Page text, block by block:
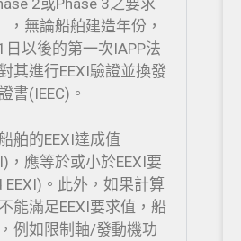
2或Phase 3之要求
，無論船舶建造年份，
以後的第一次IAPP法
其進行EEXI驗證並換發
書(IEEC)。
舶的EEXI達成值
，應等於或小於EEXI要
EEXI)。此外，如果計算
能滿足EEXI要求值，船
例如限制軸/發動機功